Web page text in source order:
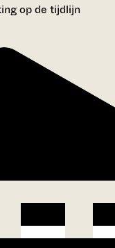
op de tijdlijn